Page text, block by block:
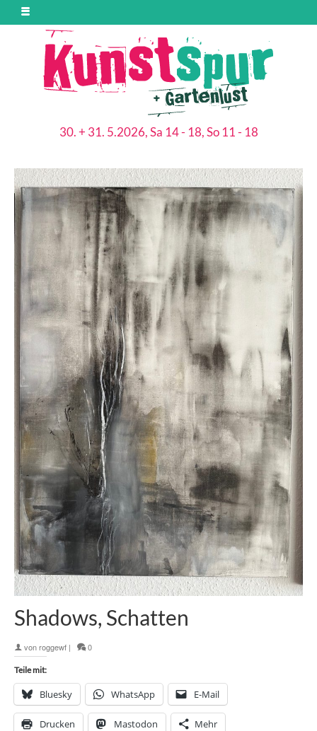
30. + 31. 5.2026, Sa 14 - 18, So 11 - 18
Shadows, Schatten
vonroggewf | 0
Teile mit:
Bluesky WhatsApp E-Mail
Drucken Mastodon Mehr